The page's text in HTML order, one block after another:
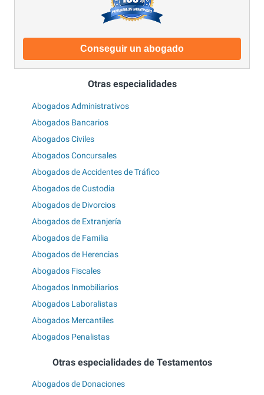
Conseguir un abogado
Otras especialidades
Abogados Administrativos
Abogados Bancarios
Abogados Civiles
Abogados Concursales
Abogados de Accidentes de Tráfico
Abogados de Custodia
Abogados de Divorcios
Abogados de Extranjería
Abogados de Familia
Abogados de Herencias
Abogados Fiscales
Abogados Inmobiliarios
Abogados Laboralistas
Abogados Mercantiles
Abogados Penalistas
Otras especialidades de Testamentos
Abogados de Donaciones